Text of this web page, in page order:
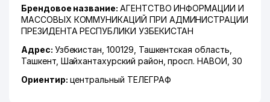
Брендовое название: АГЕНТСТВО ИНФОРМАЦИИ И
МАССОВЫХ КОММУНИКАЦИЙ ПРИ АДМИНИСТРАЦИИ
ПРЕЗИДЕНТА РЕСПУБЛИКИ УЗБЕКИСТАН
Адрес: Узбекистан, 100129, Ташкентская область
Ташкент, Шайхантахурский район ,просп. НАВОИ , 30
Ориентир: центральный ТЕЛЕГРАФ